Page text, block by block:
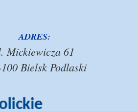
61
Bielsk Podlaski